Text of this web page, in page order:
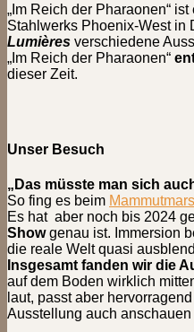
„Im Reich der Pharaonen“
Stahlwerks Phoenix-West in
Lumières verschiedene
„Im Reich der Pharaonen“
dieser Zeit.
Unser Besuch
„Das müsste man sich
So fing es beim
Es hat aber noch bis 2024
Showgenau ist. Immersion
die reale Welt quasi
Insgesamt fanden wir die
auf dem Boden wirklich
laut, passt aber
Ausstellung auch